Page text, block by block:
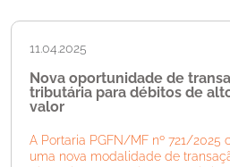
11.04.2025
Nova oportunidade de
tributária para débitos de
valor
A Portaria PGFN/MF nº 721/2025
uma nova modalidade de